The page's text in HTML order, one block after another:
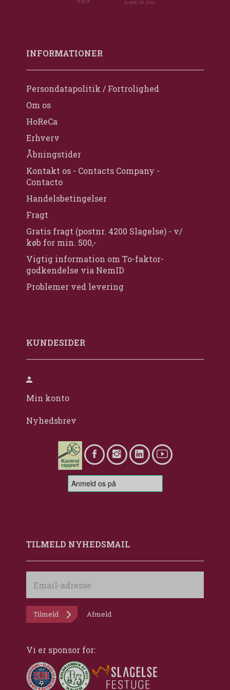
INFORMATIONER
Persondatapolitik / Fortrolighed
Om os
HoReCa
Erhverv
Åbningstider
Kontakt os - Contacts Company -
Contacto
Handelsbetingelser
Fragt
Gratis fragt (postnr. 4200 Slagelse) - v/
køb for min. 500,-
Vigtig information om To-faktor-
godkendelse via NemID
Problemer ved levering
KUNDESIDER
Min konto
Nyhedsbrev
TILMELD NYHEDSMAIL
adresse
Tilmeld Afmeld
Vi er sponsor for: